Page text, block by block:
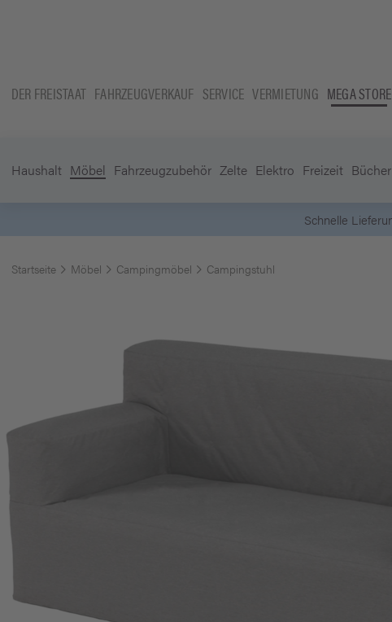
DER FREISTAAT FAHRZEUGVERKAUF SERVICE VERMIETUNG MEGA STORE
Haushalt Möbel Fahrzeugzubehör Zelte Elektro Freizeit Bücher
Startseite Möbel Campingmöbel Campingstuhl